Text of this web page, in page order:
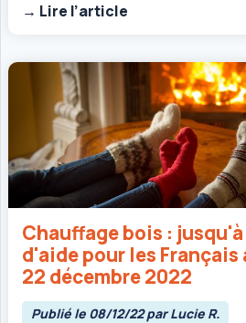
→ Lire l’article
Chauffage bois :
d'aide pour les Français
22 décembre 2022
Publié le 08/12/22 par Lucie R.